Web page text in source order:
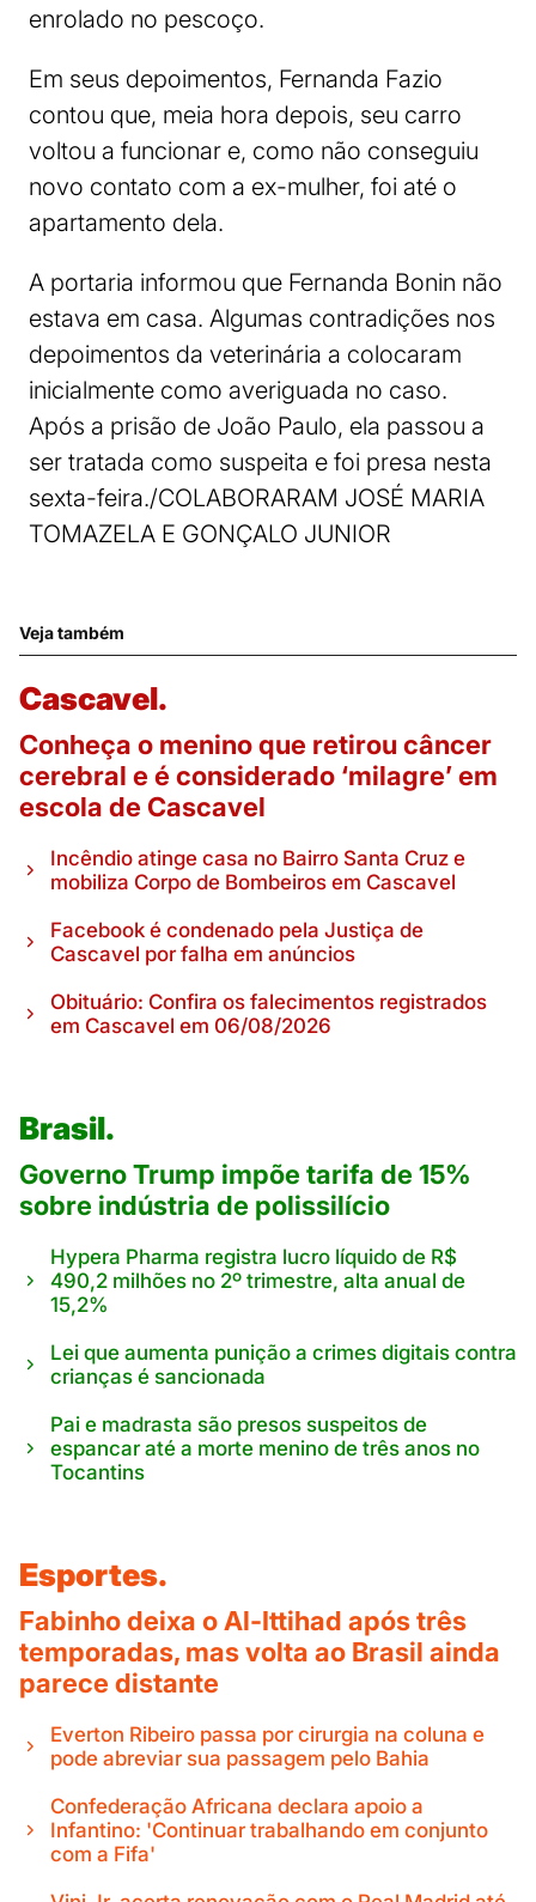
enrolado no pescoço.
Em seus depoimentos, Fernanda Fazio
contou que, meia hora depois, seu carro
voltou a funcionar e, como não conseguiu
novo contato com a ex-mulher, foi até o
apartamento dela.
A portaria informou que Fernanda Bonin não
estava em casa. Algumas contradições nos
depoimentos da veterinária a colocaram
inicialmente como averiguada no caso.
Após a prisão de João Paulo, ela passou a
ser tratada como suspeita e foi presa nesta
sexta-feira./COLABORARAM JOSÉ MARIA
TOMAZELA E GONÇALO JUNIOR
Veja também
Cascavel.
Conheça o menino que retirou câncer
cerebral e é considerado ‘milagre’ em
escola de Cascavel
Incêndio atinge casa no Bairro Santa Cruz e
mobiliza Corpo de Bombeiros em Cascavel
Facebook é condenado pela Justiça de
Cascavel por falha em anúncios
Obituário: Confira os falecimentos registrados
em Cascavel em 06/08/2026
Brasil.
Governo Trump impõe tarifa de 15%
sobre indústria de polissilício
Hypera Pharma registra lucro líquido de R$
490,2 milhões no 2º trimestre, alta anual de
15,2%
Lei que aumenta punição a crimes digitais contra
crianças é sancionada
Pai e madrasta são presos suspeitos de
espancar até a morte menino de três anos no
Tocantins
Esportes.
Fabinho deixa o Al-Ittihad após três
temporadas, mas volta ao Brasil ainda
parece distante
Everton Ribeiro passa por cirurgia na coluna e
pode abreviar sua passagem pelo Bahia
Confederação Africana declara apoio a
Infantino: 'Continuar trabalhando em conjunto
com a Fifa'